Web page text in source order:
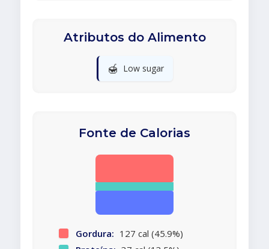
Atributos do Alimento
🍯 Low sugar
Fonte de Calorias
Gordura: 127 cal (45.9%)